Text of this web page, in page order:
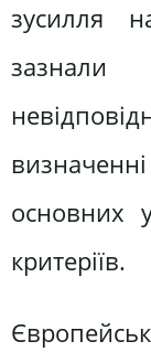
зусилля
зазнали
основних
критеріїв.